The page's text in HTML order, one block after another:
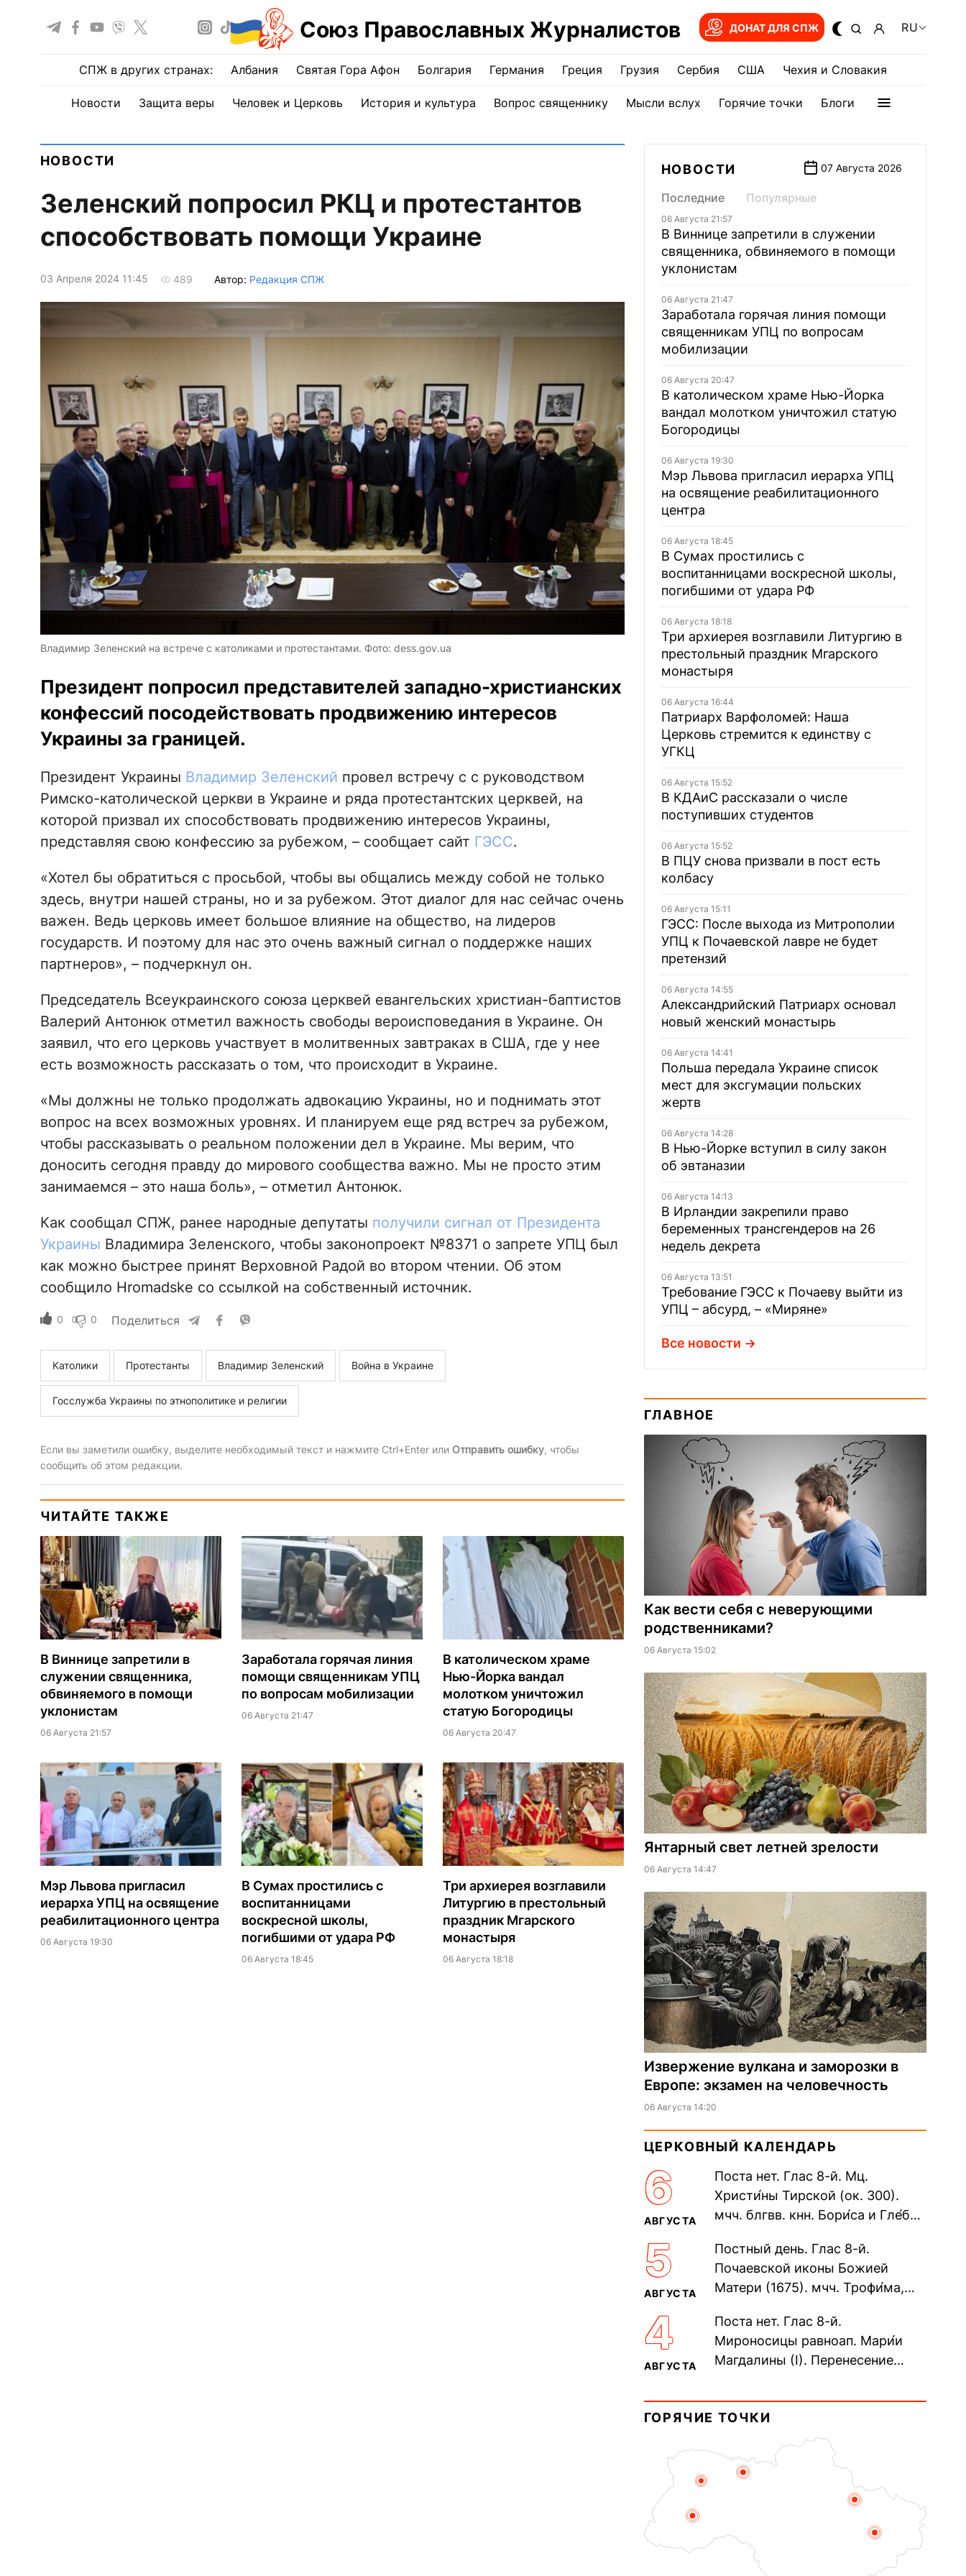
Союз Православных Журналистов ДОНАТ ДЛЯ СПЖ RU
СПЖ в других странах: Албания Святая Гора Афон Болгария Германия Греция Грузия Сербия США Чехия и Словакия
Новости Защита веры Человек и Церковь История и культура Вопрос священнику Мысли вслух Горячие точки Блоги
НОВОСТИ
Зеленский попросил РКЦ и протестантов
способствовать помощи Украине
03 Апреля 2024 11:45 489 Автор: Редакция СПЖ
Владимир Зеленский на встрече с католиками и протестантами. Фото: dess.gov.ua
Президент попросил представителей западно-христианских
конфессий посодействовать продвижению интересов
Украины за границей.
Президент Украины Владимир Зеленский провел встречу с с руководством
Римско-католической церкви в Украине и ряда протестантских церквей, на
которой призвал их способствовать продвижению интересов Украины,
представляя свою конфессию за рубежом, – сообщает сайт ГЭСС.
«Хотел бы обратиться с просьбой, чтобы вы общались между собой не только
здесь, внутри нашей страны, но и за рубежом. Этот диалог для нас сейчас очень
важен. Ведь церковь имеет большое влияние на общество, на лидеров
государств. И поэтому для нас это очень важный сигнал о поддержке наших
партнеров», – подчеркнул он.
Председатель Всеукраинского союза церквей евангельских христиан-баптистов
Валерий Антонюк отметил важность свободы вероисповедания в Украине. Он
заявил, что его церковь участвует в молитвенных завтраках в США, где у нее
есть возможность рассказать о том, что происходит в Украине.
«Мы должны не только продолжать адвокацию Украины, но и поднимать этот
вопрос на всех возможных уровнях. И планируем еще ряд встреч за рубежом,
чтобы рассказывать о реальном положении дел в Украине. Мы верим, что
доносить сегодня правду до мирового сообщества важно. Мы не просто этим
занимаемся – это наша боль», – отметил Антонюк.
Как сообщал СПЖ, ранее народные депутаты получили сигнал от Президента
Украины Владимира Зеленского, чтобы законопроект №8371 о запрете УПЦ был
как можно быстрее принят Верховной Радой во втором чтении. Об этом
сообщило Hromadske со ссылкой на собственный источник.
0 0 Поделиться
Католики Протестанты Владимир Зеленский Война в Украине
Госслужба Украины по этнополитике и религии
Если вы заметили ошибку, выделите необходимый текст и нажмите Ctrl+Enter или Отправить ошибку, чтобы
сообщить об этом редакции.
ЧИТАЙТЕ ТАКЖЕ
В Виннице запретили в
служении священника,
обвиняемого в помощи
уклонистам
06 Августа 21:57
Заработала горячая линия
помощи священникам УПЦ
по вопросам мобилизации
06 Августа 21:47
В католическом храме
Нью-Йорка вандал
молотком уничтожил
статую Богородицы
06 Августа 20:47
Мэр Львова пригласил
иерарха УПЦ на освящение
реабилитационного центра
06 Августа 19:30
В Сумах простились с
воспитанницами
воскресной школы,
погибшими от удара РФ
06 Августа 18:45
Три архиерея возглавили
Литургию в престольный
праздник Мгарского
монастыря
06 Августа 18:18
НОВОСТИ 07 Августа 2026
Последние Популярные
06 Августа 21:57
В Виннице запретили в служении
священника, обвиняемого в помощи
уклонистам
06 Августа 21:47
Заработала горячая линия помощи
священникам УПЦ по вопросам
мобилизации
06 Августа 20:47
В католическом храме Нью-Йорка
вандал молотком уничтожил статую
Богородицы
06 Августа 19:30
Мэр Львова пригласил иерарха УПЦ
на освящение реабилитационного
центра
06 Августа 18:45
В Сумах простились с
воспитанницами воскресной школы,
погибшими от удара РФ
06 Августа 18:18
Три архиерея возглавили Литургию в
престольный праздник Мгарского
монастыря
06 Августа 16:44
Патриарх Варфоломей: Наша
Церковь стремится к единству с
УГКЦ
06 Августа 15:52
В КДАиС рассказали о числе
поступивших студентов
06 Августа 15:52
В ПЦУ снова призвали в пост есть
колбасу
06 Августа 15:11
ГЭСС: После выхода из Митрополии
УПЦ к Почаевской лавре не будет
претензий
06 Августа 14:55
Александрийский Патриарх основал
новый женский монастырь
06 Августа 14:41
Польша передала Украине список
мест для эксгумации польских
жертв
06 Августа 14:28
В Нью-Йорке вступил в силу закон
об эвтаназии
06 Августа 14:13
В Ирландии закрепили право
беременных трансгендеров на 26
недель декрета
06 Августа 13:51
Требование ГЭСС к Почаеву выйти из
УПЦ – абсурд, – «Миряне»
Все новости
ГЛАВНОЕ
Как вести себя с неверующими
родственниками?
06 Августа 15:02
Янтарный свет летней зрелости
06 Августа 14:47
Извержение вулкана и заморозки в
Европе: экзамен на человечность
06 Августа 14:20
ЦЕРКОВНЫЙ КАЛЕНДАРЬ
6
АВГУСТА
Поста нет. Глас 8-й. Мц.
Христи́ны Тирской (ок. 300).
мчч. блгвв. кнн. Бори́са и Гле́ба,
Дави́да (1015). Прп....
5
АВГУСТА
Постный день. Глас 8-й.
Почаевской иконы Божией
Матери (1675). мчч. Трофи́ма,
мучеников (284–305). прав.
воина Фео́дора...
4
АВГУСТА
Поста нет. Глас 8-й.
Мироносицы равноап. Мари́и
Магдалины (I). Перенесение
Синопского (403–404). Прп.
Корни́лия...
ГОРЯЧИЕ ТОЧКИ